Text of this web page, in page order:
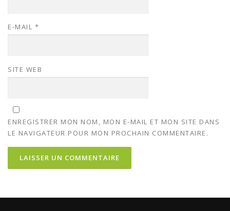
E-MAIL *
SITE WEB
ENREGISTRER MON NOM, MON E-MAIL ET MON SITE DANS
LE NAVIGATEUR POUR MON PROCHAIN COMMENTAIRE.